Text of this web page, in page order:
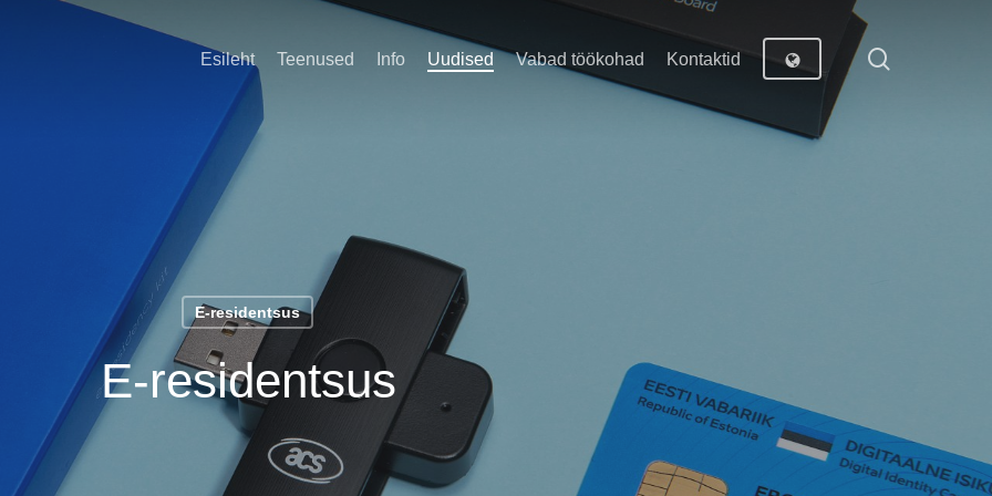
Esileht Teenused Info Uudised Vabad töökohad Kontaktid
E-residentsus
E-residentsus